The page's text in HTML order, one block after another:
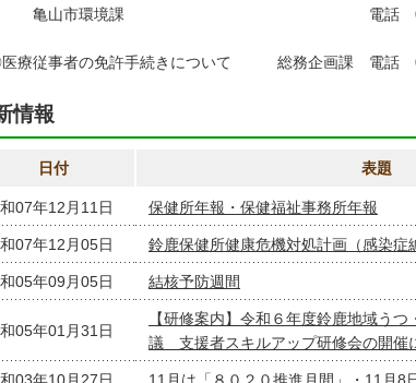
山市環境課 電話 0595-
療従事者の免許手続きについて 総務企画課 電話
情報
日付 表題
07年12月11日 保健所年報・保健福祉事務所年報
07年12月05日 鈴鹿保健所健康危機対処計画（感染症
05年09月05日 結核予防週間
05年01月31日
【研修案内】令和６年度鈴鹿地域う
議 支援者スキルアップ研修会の開催